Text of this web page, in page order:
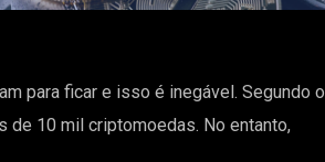
para ficar e isso é inegável. Segundo o
10 mil criptomoedas. No entanto,